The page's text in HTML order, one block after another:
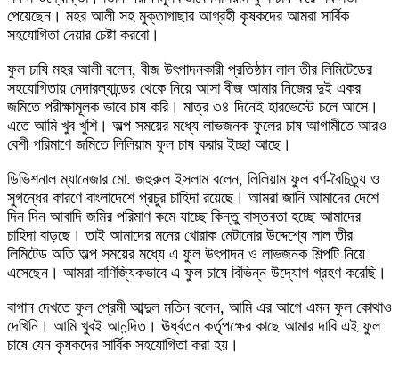
পেয়েছেন। মহর আলী সহ মুক্তাগাছার আগ্রহী কৃষকদের আমরা সার্বিক
সহযোগিতা দেয়ার চেষ্টা করবো।
ফুল চাষি মহর আলী বলেন, বীজ উৎপাদনকারী প্রতিষ্ঠান লাল তীর লিমিটেডের
সহযোগিতায় নেদারল্যান্ডের থেকে নিয়ে আসা বীজ আমার নিজের দুই একর
জমিতে পরীক্ষামূলক ভাবে চাষ করি। মাত্র ৩৪ দিনেই হারভেস্টে চলে আসে।
এতে আমি খুব খুশি। অল্প সময়ের মধ্যে লাভজনক ফুলের চাষ আগামীতে আরও
বেশী পরিমাণে জমিতে লিলিয়াম ফুল চাষ করার ইচ্ছা আছে।
ডিভিশনাল ম্যানেজার মো. জহুরুল ইসলাম বলেন, লিলিয়াম ফুল বর্ণ-বৈচিত্র্য ও
সুগন্ধের কারণে বাংলাদেশে প্রচুর চাহিদা রয়েছে। আমরা জানি আমাদের দেশে
দিন দিন আবাদি জমির পরিমাণ কমে যাচ্ছে কিন্তু বাস্তবতা হচ্ছে আমাদের
চাহিদা বাড়ছে। তাই আমাদের মনের খোরাক মেটানোর উদ্দেশ্যে লাল তীর
লিমিটেড অতি অল্প সময়ের মধ্যে এ ফুল উৎপাদন ও লাভজনক শিল্পটি নিয়ে
এসেছেন। আমরা বাণিজ্যিকভাবে এ ফুল চাষে বিভিন্ন উদ্যোগ গ্রহণ করেছি।
বাগান দেখতে ফুল প্রেমী আব্দুল মতিন বলেন, আমি এর আগে এমন ফুল কোথাও
দেখিনি। আমি খুবই আনন্দিত। ঊর্ধ্বতন কর্তৃপক্ষের কাছে আমার দাবি এই ফুল
চাষে যেন কৃষকদের সার্বিক সহযোগিতা করা হয়।